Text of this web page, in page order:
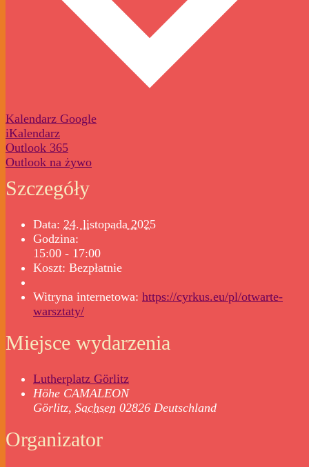
Kalendarz Google
iKalendarz
Outlook 365
Outlook na żywo
Szczegóły
Data: 24. listopada 2025
Godzina:
15:00 - 17:00
Koszt: Bezpłatnie
Witryna internetowa: https://cyrkus.eu/pl/otwarte-
warsztaty/
Miejsce wydarzenia
Lutherplatz Görlitz
Höhe CAMALEON
Görlitz, Sachsen 02826 Deutschland
Organizator